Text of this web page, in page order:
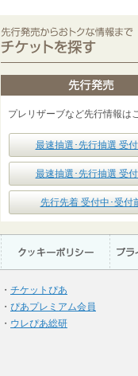
プレリザーブなど先行情報は
最速抽選･先行抽選 受
最速抽選･先行抽選 受
先行先着 受付中･受付
・ チケットぴあ
・ ぴあプレミアム会員
・ ウレぴあ総研